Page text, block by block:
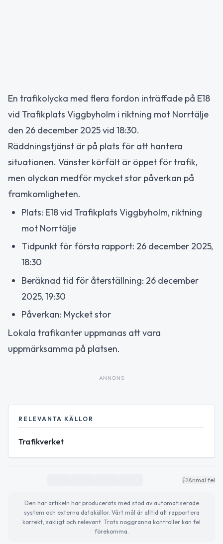
En trafikolycka med flera fordon inträffade på E18
vid Trafikplats Viggbyholm i riktning mot Norrtälje
den 26 december 2025 vid 18:30.
Räddningstjänst är på plats för att hantera
situationen. Vänster körfält är öppet för trafik,
men olyckan medför mycket stor påverkan på
framkomligheten.
Plats: E18 vid Trafikplats Viggbyholm, riktning
mot Norrtälje
Tidpunkt för första rapport: 26 december 2025,
18:30
Beräknad tid för återställning: 26 december
2025, 19:30
Påverkan: Mycket stor
Lokala trafikanter uppmanas att vara
uppmärksamma på platsen.
ANNONS
RELEVANTA KÄLLOR
Trafikverket
Anmäl fel
Den här artikeln har producerats med stöd av automatiserade
system och externa datakällor. Vårt mål är alltid att rapportera
korrekt, sakligt och relevant. Trots noggranna kontroller kan fel
förekomma.